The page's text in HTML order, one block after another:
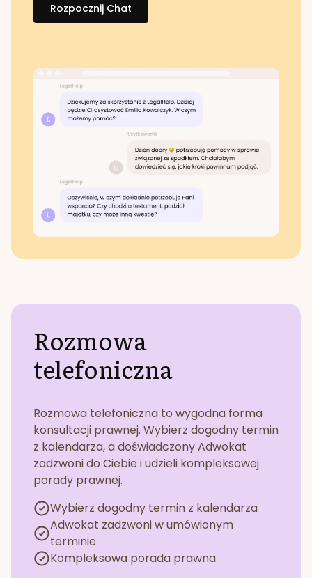
Rozpocznij Chat
Rozmowa
telefoniczna
Rozmowa telefoniczna to wygodna forma
konsultacji prawnej. Wybierz dogodny termin
z kalendarza, a doświadczony Adwokat
zadzwoni do Ciebie i udzieli kompleksowej
porady prawnej.
Wybierz dogodny termin z kalendarza
Adwokat zadzwoni w umówionym
terminie
Kompleksowa porada prawna